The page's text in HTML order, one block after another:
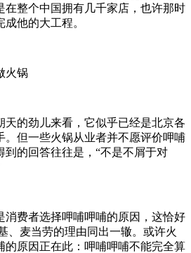
在整个中国拥有几千家店，也许那时
他的大工程。
火锅
天的劲儿来看，它似乎已经是北京各
。但一些火锅从业者并不愿评价呷哺
到的回答往往是，“不是不屑于对
消费者选择呷哺呷哺的原因，这恰好
、麦当劳的理由同出一辙。或许火
的原因正在此：呷哺呷哺不能完全算